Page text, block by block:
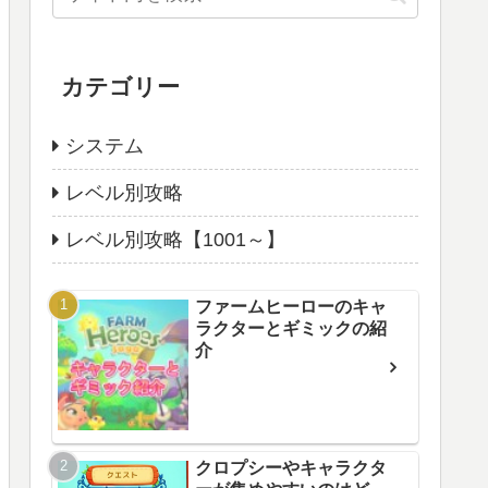
カテゴリー
システム
レベル別攻略
レベル別攻略【1001～】
ファームヒーローのキャ
ラクターとギミックの紹
介
クロプシーやキャラクタ